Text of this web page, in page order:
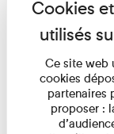
Pages
Ce site web
cookies
partenaires
proposer :